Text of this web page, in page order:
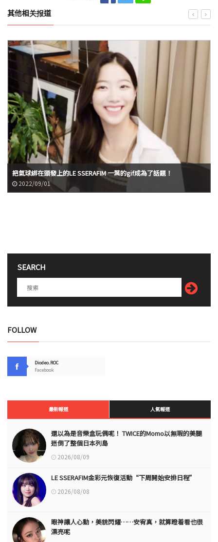
其他相关报道
把氣球綁在頭發上的LE SSERAFIM 一葉的gif成為了話題！
2022/09/01
SEARCH
FOLLOW
Diodeo.ROC
Facebook
最新報道 人氣報道
還以為是音樂盒玩偶呢！ TWICE的Momo以無瑕的美腿
迷倒了整個日本列島
2026/08/09
LE SSERAFIM金彩元恢復活動“下周開始安排日程”
2026/08/08
眼神讓人心動，美貌閃耀……安宥真，就算瞪着看也很
漂亮呢